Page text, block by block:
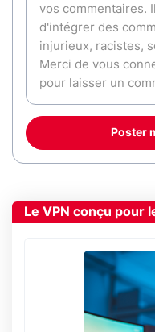
Poster
Le VPN conçu pour